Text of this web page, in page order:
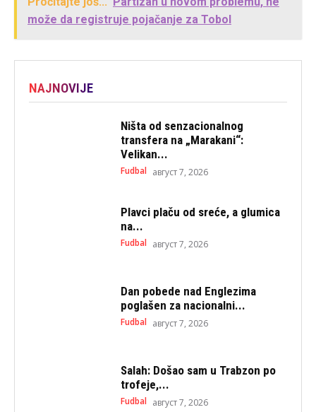
može da registruje pojačanje za Tobol
NAJNOVIJE
Ništa od senzacionalnog
transfera na „Marakani“:
Velikan...
Fudbal август 7, 2026
Plavci plaču od sreće, a glumica
na...
Fudbal август 7, 2026
Dan pobede nad Englezima
poglašen za nacionalni...
Fudbal август 7, 2026
Salah: Došao sam u Trabzon po
trofeje,...
Fudbal август 7, 2026